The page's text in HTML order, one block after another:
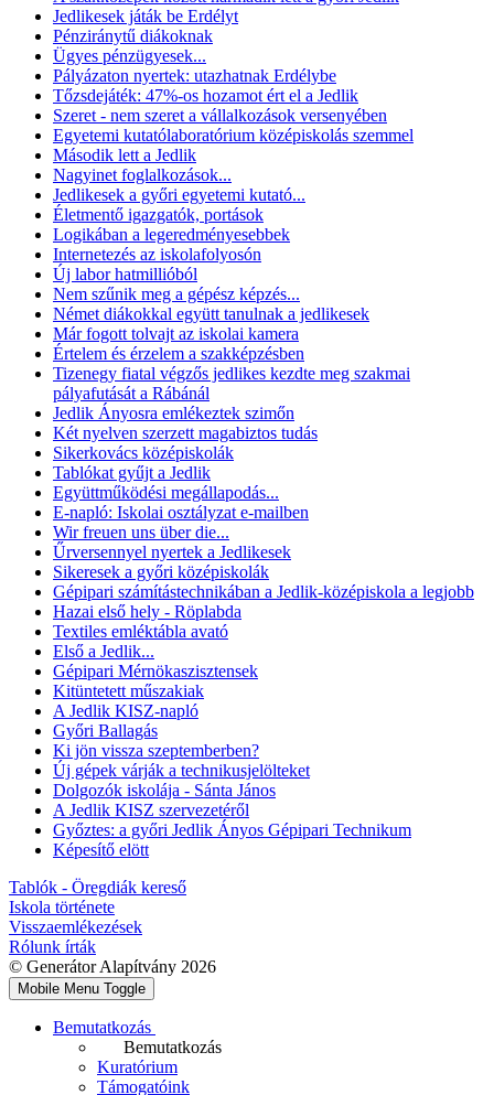
Jedlikesek játák be Erdélyt
Pénziránytű diákoknak
Ügyes pénzügyesek...
Pályázaton nyertek: utazhatnak Erdélybe
Tőzsdejáték: 47%-os hozamot ért el a Jedlik
Szeret - nem szeret a vállalkozások versenyében
Egyetemi kutatólaboratórium középiskolás szemmel
Második lett a Jedlik
Nagyinet foglalkozások...
Jedlikesek a győri egyetemi kutató...
Életmentő igazgatók, portások
Logikában a legeredményesebbek
Internetezés az iskolafolyosón
Új labor hatmillióból
Nem szűnik meg a gépész képzés...
Német diákokkal együtt tanulnak a jedlikesek
Már fogott tolvajt az iskolai kamera
Értelem és érzelem a szakképzésben
Tizenegy fiatal végzős jedlikes kezdte meg szakmai
pályafutását a Rábánál
Jedlik Ányosra emlékeztek szimőn
Két nyelven szerzett magabiztos tudás
Sikerkovács középiskolák
Tablókat gyűjt a Jedlik
Együttműködési megállapodás...
E-napló: Iskolai osztályzat e-mailben
Wir freuen uns über die...
Űrversennyel nyertek a Jedlikesek
Sikeresek a győri középiskolák
Gépipari számítástechnikában a Jedlik-középiskola a legjobb
Hazai első hely - Röplabda
Textiles emléktábla avató
Első a Jedlik...
Gépipari Mérnökaszisztensek
Kitüntetett műszakiak
A Jedlik KISZ-napló
Győri Ballagás
Ki jön vissza szeptemberben?
Új gépek várják a technikusjelölteket
Dolgozók iskolája - Sánta János
A Jedlik KISZ szervezetéről
Győztes: a győri Jedlik Ányos Gépipari Technikum
Képesítő elött
Tablók - Öregdiák kereső
Iskola története
Visszaemlékezések
Rólunk írták
© Generátor Alapítvány 2026
Mobile Menu Toggle
Bemutatkozás
Bemutatkozás
Kuratórium
Támogatóink